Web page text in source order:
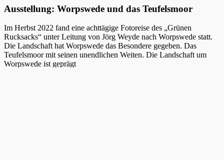
Ausstellung: Worpswede und das Teufelsmoor
Im Herbst 2022 fand eine achttägige Fotoreise des „Grünen
Rucksacks“ unter Leitung von Jörg Weyde nach Worpswede statt.
Die Landschaft hat Worpswede das Besondere gegeben. Das
Teufelsmoor mit seinen unendlichen Weiten. Die Landschaft um
Worpswede ist geprägt